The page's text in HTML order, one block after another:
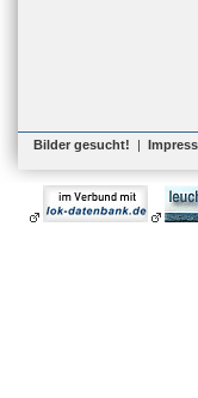
Bilder gesucht! |